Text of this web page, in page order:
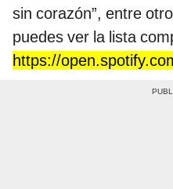
sin corazón”, entre
puedes ver la lista
https://